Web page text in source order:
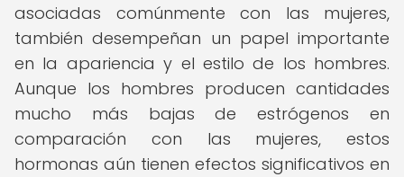
asociadas comúnmente con las mujeres,
también desempeñan un papel importante
en la apariencia y el estilo de los hombres.
Aunque los hombres producen cantidades
mucho más bajas de estrógenos en
comparación con las mujeres, estos
hormonas aún tienen efectos significativos en